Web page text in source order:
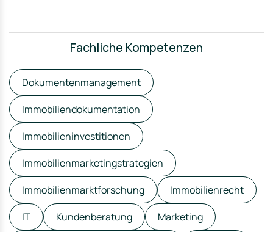
Fachliche Kompetenzen
Dokumentenmanagement
Immobiliendokumentation
Immobilieninvestitionen
Immobilienmarketingstrategien
Immobilienmarktforschung
Immobilienrecht
IT
Kundenberatung Marketing